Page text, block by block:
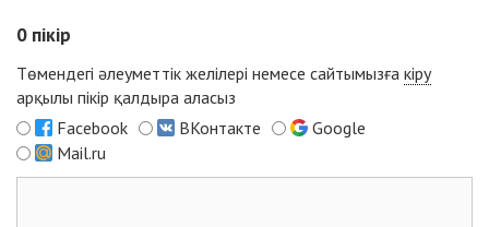
0 пікір
Төмендегі әлеуметтік желілері немесе сайтымызға кіру
арқылы пікір қалдыра аласыз
Facebook
ВКонтакте
Google
Mail.ru